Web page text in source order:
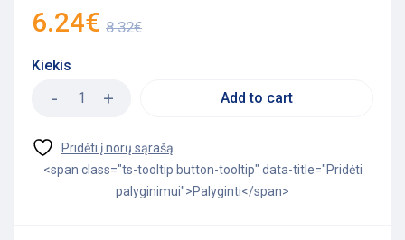
8.32€
6.24€
Kiekis
Add to cart
<span class="ts-tooltip button-tooltip" data-title="Pridėti
palyginimui">Palyginti</span>